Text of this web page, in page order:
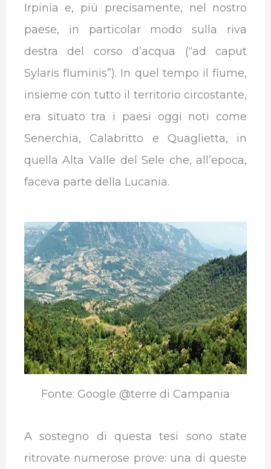
Irpinia e, più precisamente, nel nostro
paese, in particolar modo sulla riva
destra del corso d’acqua (“ad caput
Sylaris fluminis”). In quel tempo il fiume,
insieme con tutto il territorio circostante,
era situato tra i paesi oggi noti come
Senerchia, Calabritto e Quaglietta, in
quella Alta Valle del Sele che, all’epoca,
faceva parte della Lucania.
Fonte: Google @terre di Campania
A sostegno di questa tesi sono state
ritrovate numerose prove: una di queste